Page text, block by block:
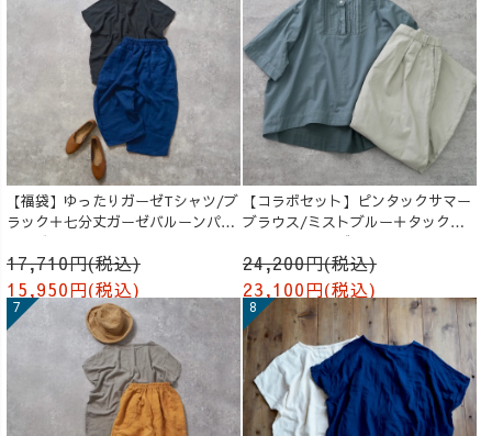
【福袋】ゆったりガーゼTシャツ/ブ
ラック＋七分丈ガーゼバルーンパン
ツ /ブルー
17,710円(税込)
15,950円(税込)
【コラボセット】ピンタックサマー
ブラウス/ミストブルー＋タックバ
ルーンパンツ/グレージュ
24,200円(税込)
23,100円(税込)